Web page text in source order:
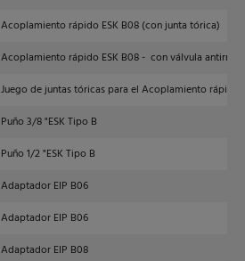
Acoplamiento rápido ESK B08 (con junta tórica)
Acoplamiento rápido ESK B08 - con válvula
Juego de juntas tóricas para el Acoplamiento rápido
Puño 3/8 "ESK Tipo B
Puño 1/2 "ESK Tipo B
Adaptador EIP B06
Adaptador EIP B06
Adaptador EIP B08